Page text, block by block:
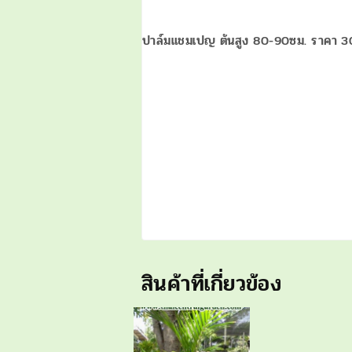
ปาล์มแชมเปญ ต้นสูง 80-90ซม. ราคา
สินค้าที่เกี่ยวข้อง